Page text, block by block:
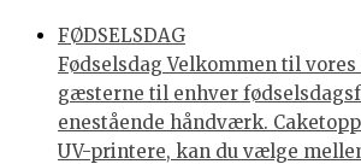
FØDSELSDAG
Fødselsdag Velkommen til
gæsterne til enhver
enestående håndværk.
UV-printere, kan du vælge